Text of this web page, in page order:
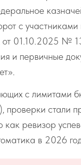
с
01.10.2025 №
и первичные
с лимитами
стали
как ревизор
в 2026